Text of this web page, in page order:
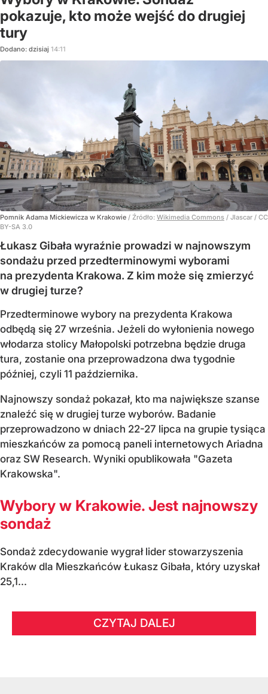
pokazuje, kto może wejść do drugiej
tury
Dodano: dzisiaj 14:11
Pomnik Adama Mickiewicza w Krakowie / Źródło: Wikimedia Commons / Jlascar / CC
BY-SA 3.0
Łukasz Gibała wyraźnie prowadzi w najnowszym
sondażu przed przedterminowymi wyborami
na prezydenta Krakowa. Z kim może się zmierzyć
w drugiej turze?
Przedterminowe wybory na prezydenta Krakowa
odbędą się 27 września. Jeżeli do wyłonienia nowego
włodarza stolicy Małopolski potrzebna będzie druga
tura, zostanie ona przeprowadzona dwa tygodnie
później, czyli 11 października.
Najnowszy sondaż pokazał, kto ma największe szanse
znaleźć się w drugiej turze wyborów. Badanie
przeprowadzono w dniach 22-27 lipca na grupie tysiąca
mieszkańców za pomocą paneli internetowych Ariadna
oraz SW Research. Wyniki opublikowała "Gazeta
Krakowska".
Wybory w Krakowie. Jest najnowszy
sondaż
Sondaż zdecydowanie wygrał lider stowarzyszenia
Kraków dla Mieszkańców Łukasz Gibała, który uzyskał
25,1...
CZYTAJ DALEJ